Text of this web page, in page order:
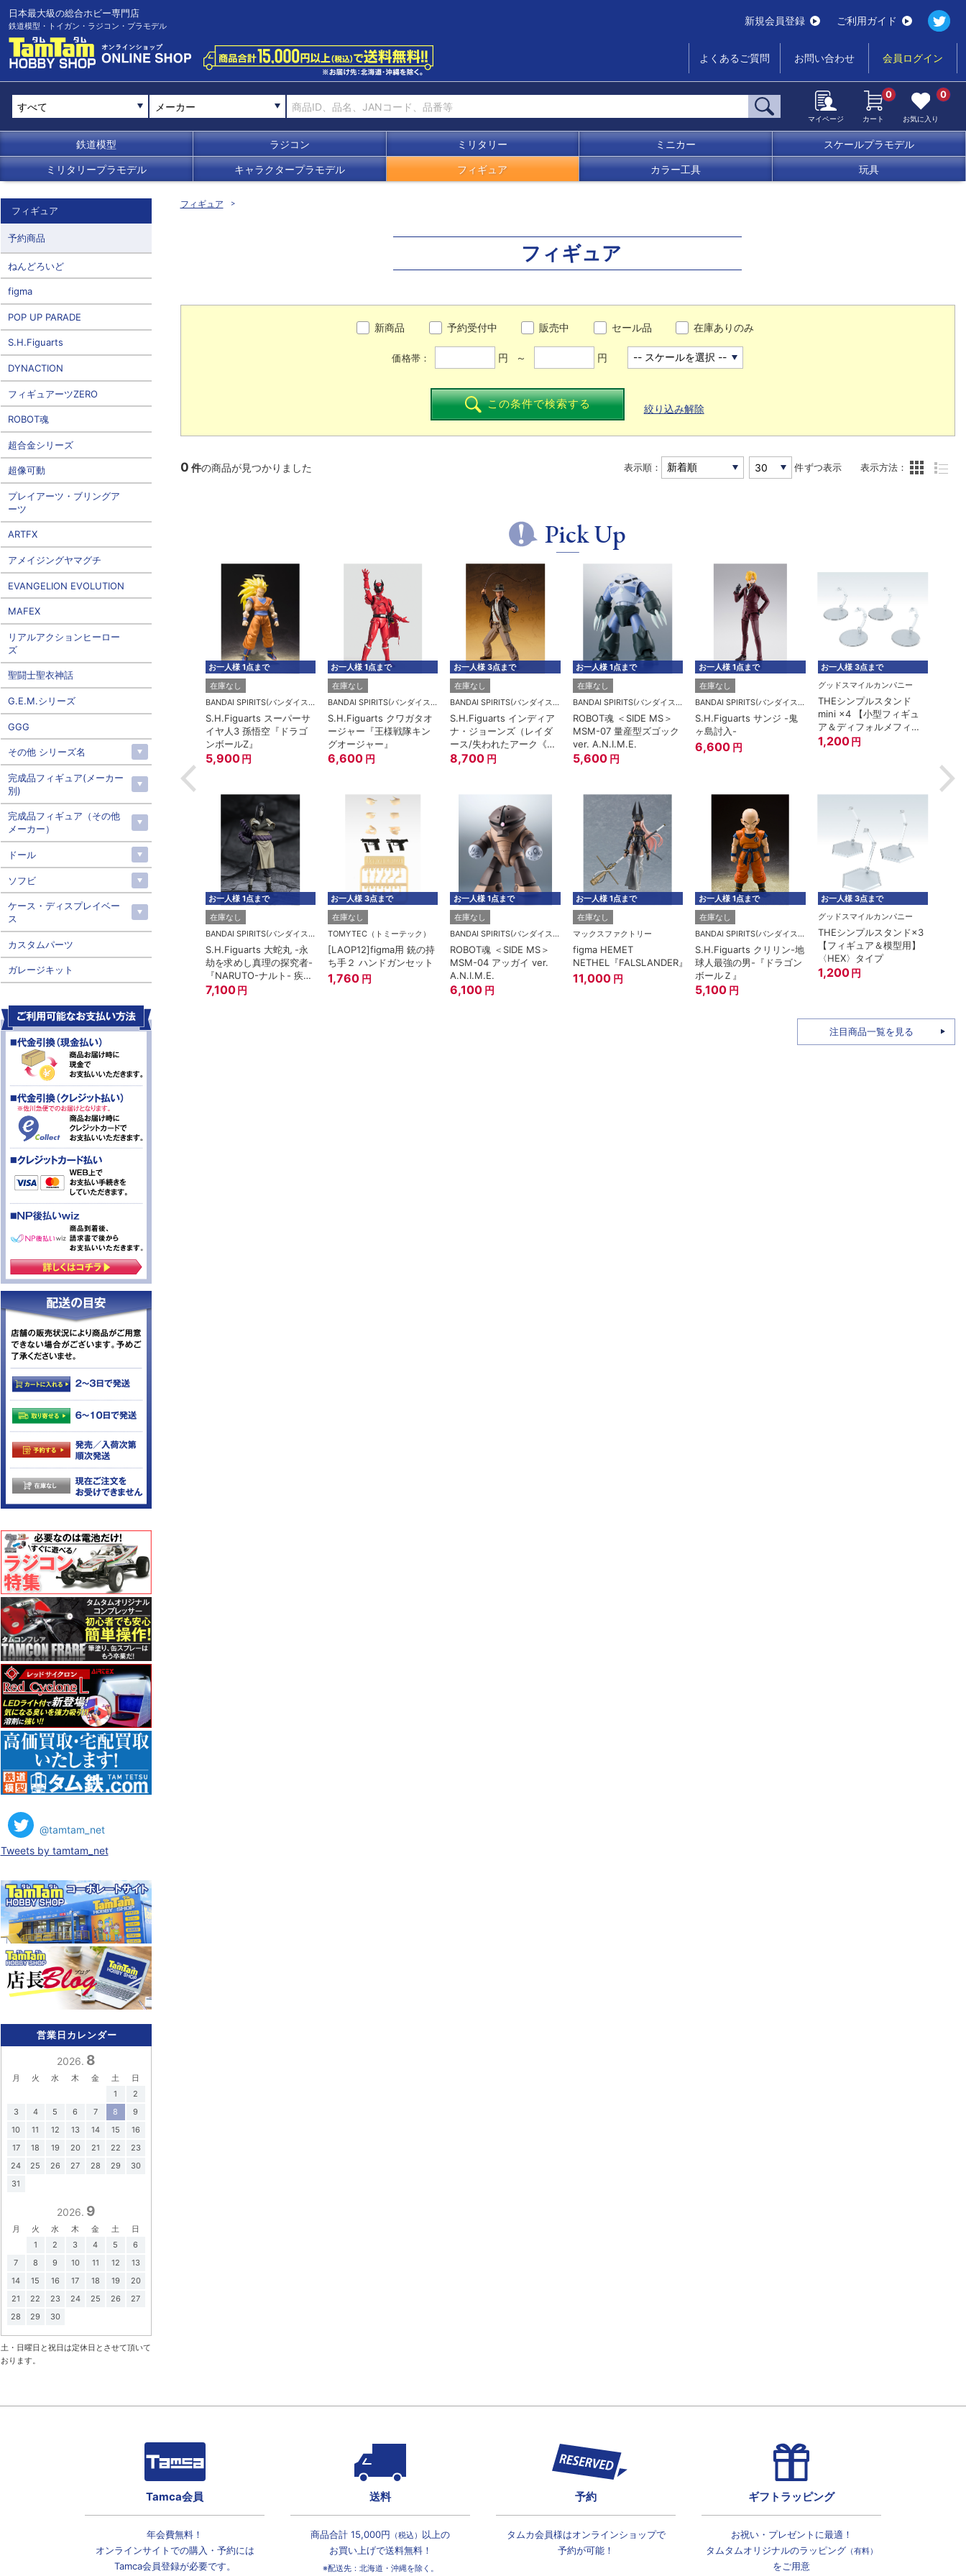
日本最大級の総合ホビー専門店
鉄道模型・トイガン・ラジコン・プラモデル 新規会員登録 ご利用ガイド
よくあるご質問 お問い合わせ 会員ログイン
メーカー
マイページ カート
0
お気に入り
0
鉄道模型 ラジコン ミリタリー ミニカー スケールプラモデル
ミリタリープラモデル キャラクタープラモデル フィギュア カラー工具 玩具
フィギュア
フィギュア
新商品 予約受付中 販売中 セール品 在庫ありのみ
価格帯： 円 ～ 円
この条件で検索する 絞り込み解除
0 件の商品が見つかりました 表示順： 件ずつ表示 表示方法：
Pick Up
BANDAI SPIRITS(バンダイスピリッツ)
サンジ -鬼
円
グッドスマイルカンパニー
mini ×4 【小型フィギュ
ュア用】
1,200円
BANDAI SPIRITS(バンダイスピリッツ)
クリリン-地
グッドスマイルカンパニー
THEシンプルスタンド×3
〈HEX〉タイプ
お一人様 1点まで
在庫なし
BANDAI SPIRITS(バンダイスピリッツ)
ROBOT魂 ＜SIDE MS＞
MSM-03 ゴッグ ver.
A.N.I.M.E.
6,100 円
お一人様 3点まで
在庫なし
BANDAI SPIRITS(バンダイスピリッツ)
Figuarts mini 脹相『呪術
廻戦』
2,800 円
お一人様 1点まで
在庫なし
BANDAI SPIRITS(バンダイスピリッツ)
ROBOT魂 ＜SIDE MS＞
MSM-03C ハイゴッグ
ver. A.N.I.M.E
7,500 円
お一人様 1点まで
S.H.Figuarts 山田浅ェ門
佐切『地獄楽』
7,600 円
お一人様 1点まで
在庫なし
BANDAI SPIRITS(バンダイスピリッツ)
ROBOT魂 ＜SIDE MS＞
RGM-79(G) 陸戦型ジム
ver. A.N.I.M.E.
お一人様 3点まで
在庫なし
バンダイ
POP！アニメーション：
ドラゴンボールZ 超サイ
ヤ人2 悟飯
お一人様 1点まで
在庫なし
BANDAI SPIRITS(バンダイスピリッツ)
ROBOT魂 ＜SIDE MS＞
RX-78-2 ガンダム ver.
A.N.I.M.E. ～ROBOT魂
15th ANNIVERSARY～
7,600円
お一人様 1点まで
在庫なし
グッドスマイルカンパニー
ねんどろいど バーサーカ
ー/モルガン
『Fate/Grand Order』
お一人様 3点まで
在庫なし
BANDAI SPIRITS(バンダイスピリッツ)
S.H.Figuarts ロロノア・
ゾロ -鬼ヶ島討入-
6,600 円
お一人様 3点まで
在庫なし
メディコムトイ
UDF エヴァンゲリオン#2
リリス
2,500 円
お一人様 3点まで
在庫なし
BANDAI SPIRITS(バンダイスピリッツ)
S.H.MonsterArts ゴジラ
(1991) -新宿決戦-
9,200円
お一人様 1点まで
在庫なし
グッドスマイルカンパニー
figma フリューテッドア
ーマー（PS5）
『Demon’s
注目商品一覧を見る
フィギュア
予約商品
ねんどろいど
figma
POP UP PARADE
S.H.Figuarts
DYNACTION
フィギュアーツZERO
ROBOT魂
超合金シリーズ
超像可動
プレイアーツ・ブリングア
ーツ
ARTFX
アメイジングヤマグチ
EVANGELION EVOLUTION
MAFEX
リアルアクションヒーロー
ズ
聖闘士聖衣神話
G.E.M.シリーズ
GGG
その他 シリーズ名
完成品フィギュア(メーカー
別)
完成品フィギュア（その他
メーカー）
ドール
ソフビ
ケース・ディスプレイベー
ス
カスタムパーツ
ガレージキット
@tamtam_net
Tweets by tamtam_net
営業日カレンダー
2026. 8
月 火 水 木 金 土
日
1
2
3
4 5 6 7 8
9
10
11 12 13 14 15
16
17
18 19 20 21 22
23
24
25 26 27 28 29
30
31
2026. 9
月 火 水 木 金 土
日
1
2 3 4 5
6
7
8 9 10 11 12
13
14
15 16 17 18 19
20
21
22 23 24 25 26
27
28
29 30
土・日曜日と祝日は定休日とさせて頂いて
おります。
Tamca会員
年会費無料！
オンラインサイトでの購入・予約には
Tamca会員登録が必要です。
送料
商品合計 15,000円 （税込） 以上の
お買い上げで送料無料！
※配送先：北海道・沖縄を除く。
予約
タムカ会員様はオンラインショップで
予約が可能！
ギフトラッピング
お祝い・プレゼントに最適！
タムタムオリジナルのラッピング（有料）
をご用意